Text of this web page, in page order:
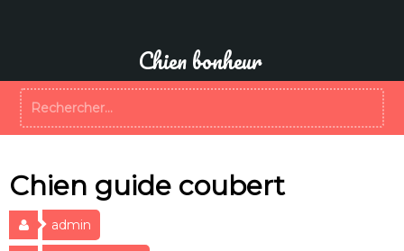
Chien bonheur
Chien guide coubert
admin
Rechercher :